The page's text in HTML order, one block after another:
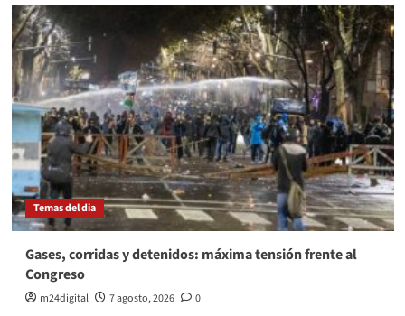
Temas del dia
Gases, corridas y detenidos: máxima tensión frente al
Congreso
m24digital 7 agosto, 2026 0